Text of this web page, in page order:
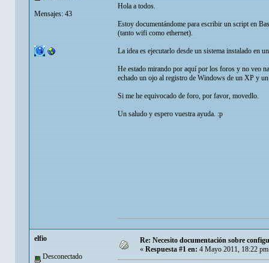
Mensajes: 43
Hola a todos.
Estoy documentándome para escribir un script en
(tanto wifi como ethernet).
La idea es ejecutarlo desde un sistema instalado en
He estado mirando por aquí por los foros y no veo
echado un ojo al registro de Windows de un XP y
Si me he equivocado de foro, por favor, movedlo.
Un saludo y espero vuestra ayuda. :p
elfio
Desconectado
Re: Necesito documentación sobre
« Respuesta #1 en: 4 Mayo 2011, 18:22